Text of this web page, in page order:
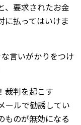
、要求されたお金
に払ってはいけま
言いがかりをつけ
裁判を起こす
ールで勧誘してい
ものが無効になる